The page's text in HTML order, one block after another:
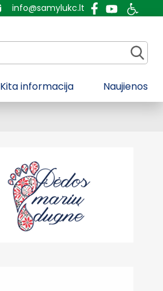
info@samylukc.lt
Kita informacija Naujienos